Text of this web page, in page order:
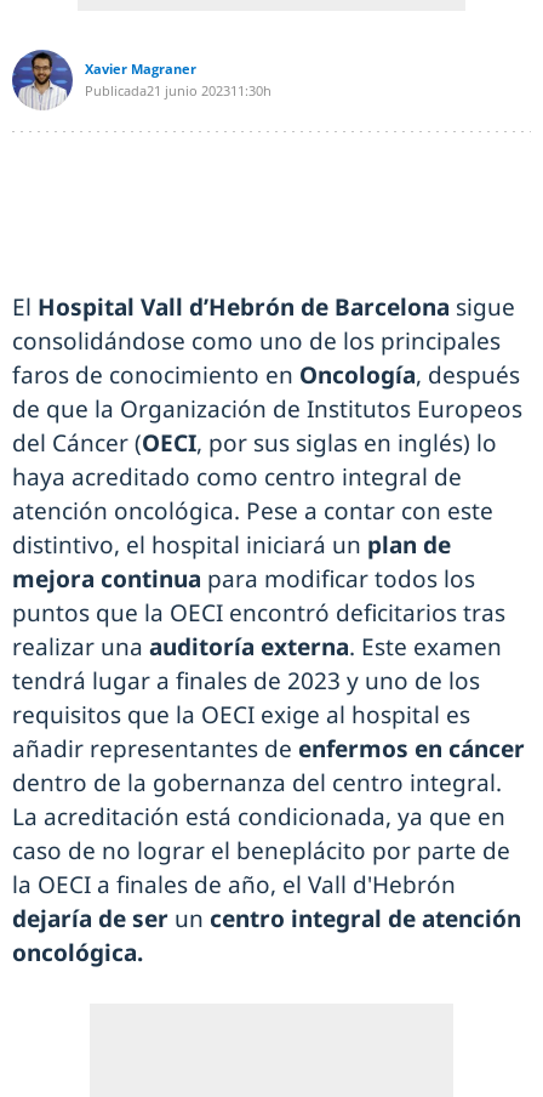
Xavier Magraner
Publicada21 junio 202311:30h
El Hospital Vall d’Hebrón de Barcelona sigue
consolidándose como uno de los principales
faros de conocimiento en Oncología, después
de que la Organización de Institutos Europeos
del Cáncer (OECI, por sus siglas en inglés) lo
haya acreditado como centro integral de
atención oncológica. Pese a contar con este
distintivo, el hospital iniciará un plan de
mejora continua para modificar todos los
puntos que la OECI encontró deficitarios tras
realizar una auditoría externa. Este examen
tendrá lugar a finales de 2023 y uno de los
requisitos que la OECI exige al hospital es
añadir representantes de enfermos en cáncer
dentro de la gobernanza del centro integral.
La acreditación está condicionada, ya que en
caso de no lograr el beneplácito por parte de
la OECI a finales de año, el Vall d'Hebrón
dejaría de ser un centro integral de atención
oncológica.